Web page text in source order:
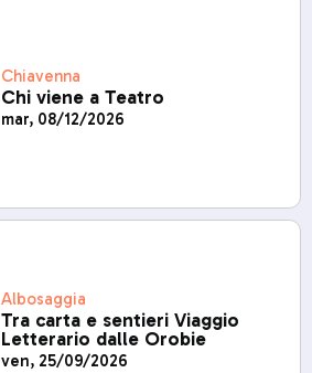
Chiavenna
Chi viene a Teatro
mar, 08/12/2026
Albosaggia
Tra carta e sentieri Viaggio
Letterario dalle Orobie
ven, 25/09/2026